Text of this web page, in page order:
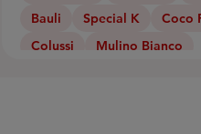
Bauli
Special K
Coco
Colussi
Mulino Bianco